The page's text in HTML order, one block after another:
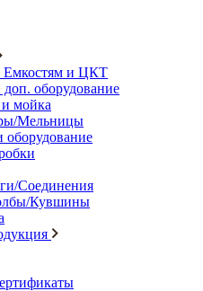
Емкостям и ЦКТ
оборудование
мойка
Мельницы
оборудование
Соединения
Кувшины